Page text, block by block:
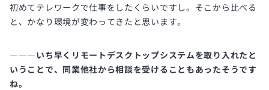
初めてテレワークで仕事をしたくらいですし。そこから比べる
と、かなり環境が変わってきたと思います。
―――いち早くリモートデスクトップシステムを取り入れたと
いうことで、同業他社から相談を受けることもあったそうです
ね。